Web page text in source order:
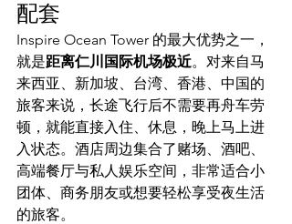
配套
Inspire Ocean Tower 的最大优势之一，
就是距离仁川国际机场极近。对来自马
来西亚、新加坡、台湾、香港、中国的
旅客来说，长途飞行后不需要再舟车劳
顿，就能直接入住、休息，晚上马上进
入状态。酒店周边集合了赌场、酒吧、
高端餐厅与私人娱乐空间，非常适合小
团体、商务朋友或想要轻松享受夜生活
的旅客。